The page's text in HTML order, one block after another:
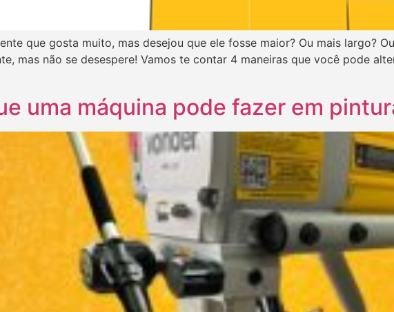
que gosta muito, mas desejou que ele fosse maior? Ou mais largo?
mas não se desespere! Vamos te contar 4 maneiras que você pode
uma máquina pode fazer em